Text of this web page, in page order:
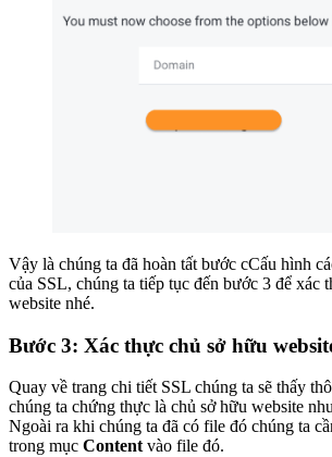
Vậy là chúng ta đã hoàn tất bước cCấu hình
của SSL, chúng ta tiếp tục đến bước 3 để xác
website nhé.
Bước 3: Xác thực chủ sở hữu
Quay về trang chi tiết SSL chúng ta sẽ thấy
chúng ta chứng thực là chủ sở hữu website
Ngoài ra khi chúng ta đã có file đó chúng ta
trong mục Content vào file đó.